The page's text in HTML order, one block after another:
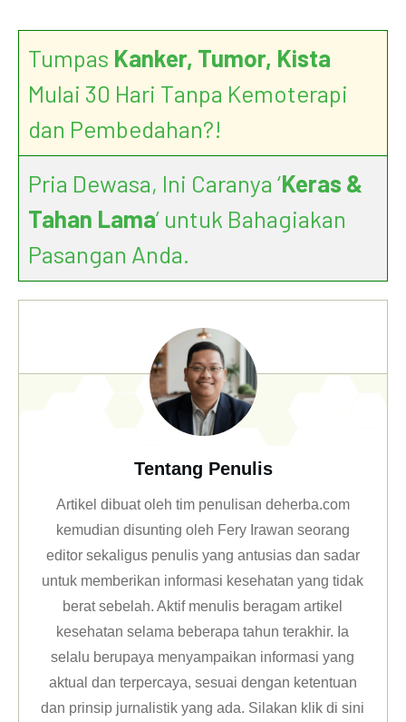
Tumpas Kanker, Tumor, Kista
Mulai 30 Hari Tanpa Kemoterapi
dan Pembedahan?!
Pria Dewasa, Ini Caranya ‘Keras &
Tahan Lama’ untuk Bahagiakan
Pasangan Anda.
Tentang Penulis
Artikel dibuat oleh tim penulisan deherba.com
kemudian disunting oleh Fery Irawan seorang
editor sekaligus penulis yang antusias dan sadar
untuk memberikan informasi kesehatan yang tidak
berat sebelah. Aktif menulis beragam artikel
kesehatan selama beberapa tahun terakhir. Ia
selalu berupaya menyampaikan informasi yang
aktual dan terpercaya, sesuai dengan ketentuan
dan prinsip jurnalistik yang ada. Silakan klikdi sini